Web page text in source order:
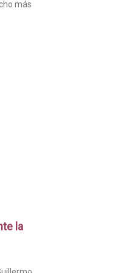
más
la